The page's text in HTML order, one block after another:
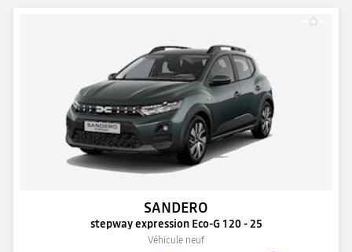
SANDERO
stepway expression Eco-G 120 - 25
Véhicule neuf